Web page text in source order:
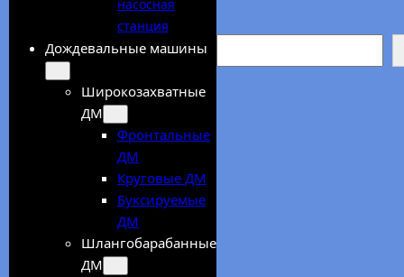
насосная
станция
Дождевальные машины
Широкозахватные
ДМ
Фронтальные
ДМ
Круговые ДМ
Буксируемые
ДМ
Шлангобарабанные
ДМ